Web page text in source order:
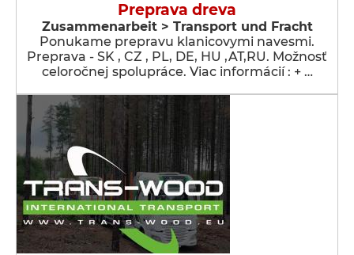
Preprava dreva
Zusammenarbeit > Transport und Fracht
Ponukame prepravu klanicovymi navesmi.
Preprava - SK , CZ , PL, DE, HU ,AT,RU. Možnosť
celoročnej spolupráce. Viac informácií : + …